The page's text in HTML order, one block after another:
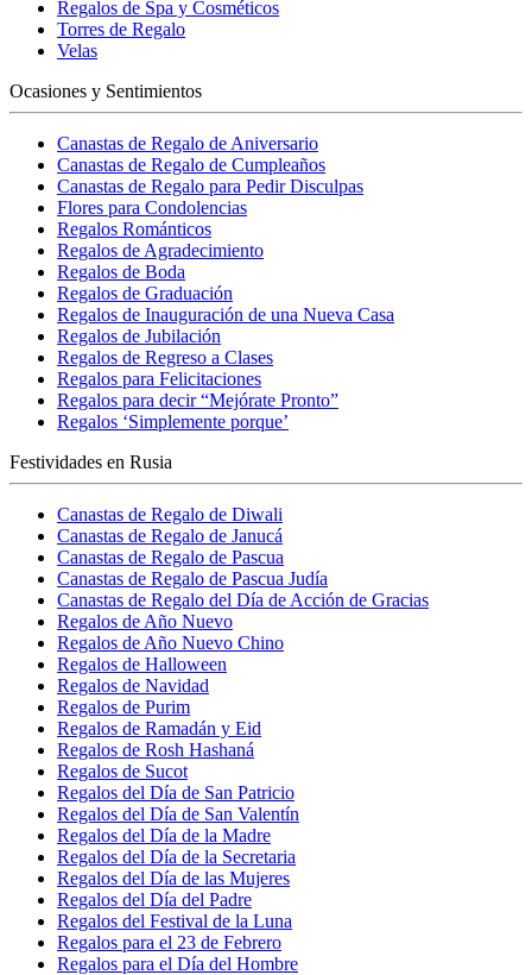
Regalos de Spa y Cosméticos
Torres de Regalo
Velas
Ocasiones y Sentimientos
Canastas de Regalo de Aniversario
Canastas de Regalo de Cumpleaños
Canastas de Regalo para Pedir Disculpas
Flores para Condolencias
Regalos Románticos
Regalos de Agradecimiento
Regalos de Boda
Regalos de Graduación
Regalos de Inauguración de una Nueva Casa
Regalos de Jubilación
Regalos de Regreso a Clases
Regalos para Felicitaciones
Regalos para decir “Mejórate Pronto”
Regalos ‘Simplemente porque’
Festividades en Rusia
Canastas de Regalo de Diwali
Canastas de Regalo de Janucá
Canastas de Regalo de Pascua
Canastas de Regalo de Pascua Judía
Canastas de Regalo del Día de Acción de Gracias
Regalos de Año Nuevo
Regalos de Año Nuevo Chino
Regalos de Halloween
Regalos de Navidad
Regalos de Purim
Regalos de Ramadán y Eid
Regalos de Rosh Hashaná
Regalos de Sucot
Regalos del Día de San Patricio
Regalos del Día de San Valentín
Regalos del Día de la Madre
Regalos del Día de la Secretaria
Regalos del Día de las Mujeres
Regalos del Día del Padre
Regalos del Festival de la Luna
Regalos para el 23 de Febrero
Regalos para el Día del Hombre